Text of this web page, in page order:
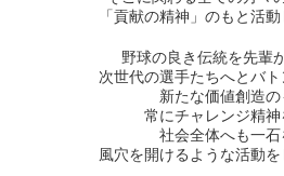
「貢献の精神」のもと活動
野球の良き伝統を先輩
次世代の選手たちへとバ
新たな価値創造の
常にチャレンジ精神
社会全体へも一石
風穴を開けるような活動を